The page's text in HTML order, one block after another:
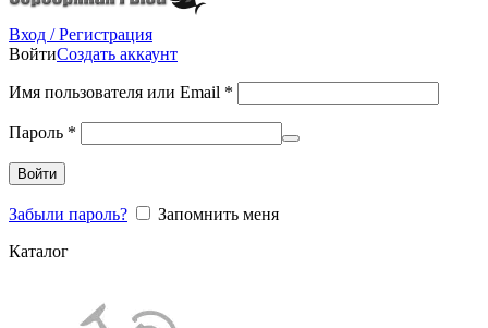
Вход / Регистрация
ВойтиСоздать аккаунт
Имя пользователя или Email *
Пароль *
Войти
Забыли пароль?
Запомнить меня
Каталог